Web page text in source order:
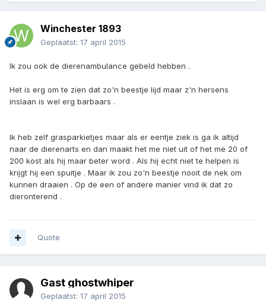
Winchester 1893
Geplaatst: 17 april 2015
Ik zou ook de dierenambulance gebeld hebben .
Het is erg om te zien dat zo'n beestje lijd maar z'n hersens
inslaan is wel erg barbaars .
Ik heb zelf grasparkietjes maar als er eentje ziek is ga ik altijd
naar de dierenarts en dan maakt het me niet uit of het me 20 of
200 kost als hij maar beter word . Als hij echt niet te helpen is
krijgt hij een spuitje . Maar ik zou zo'n beestje nooit de nek om
kunnen draaien . Op de een of andere manier vind ik dat zo
dieronterend .
Quote
Gast ghostwhiper
Geplaatst: 17 april 2015